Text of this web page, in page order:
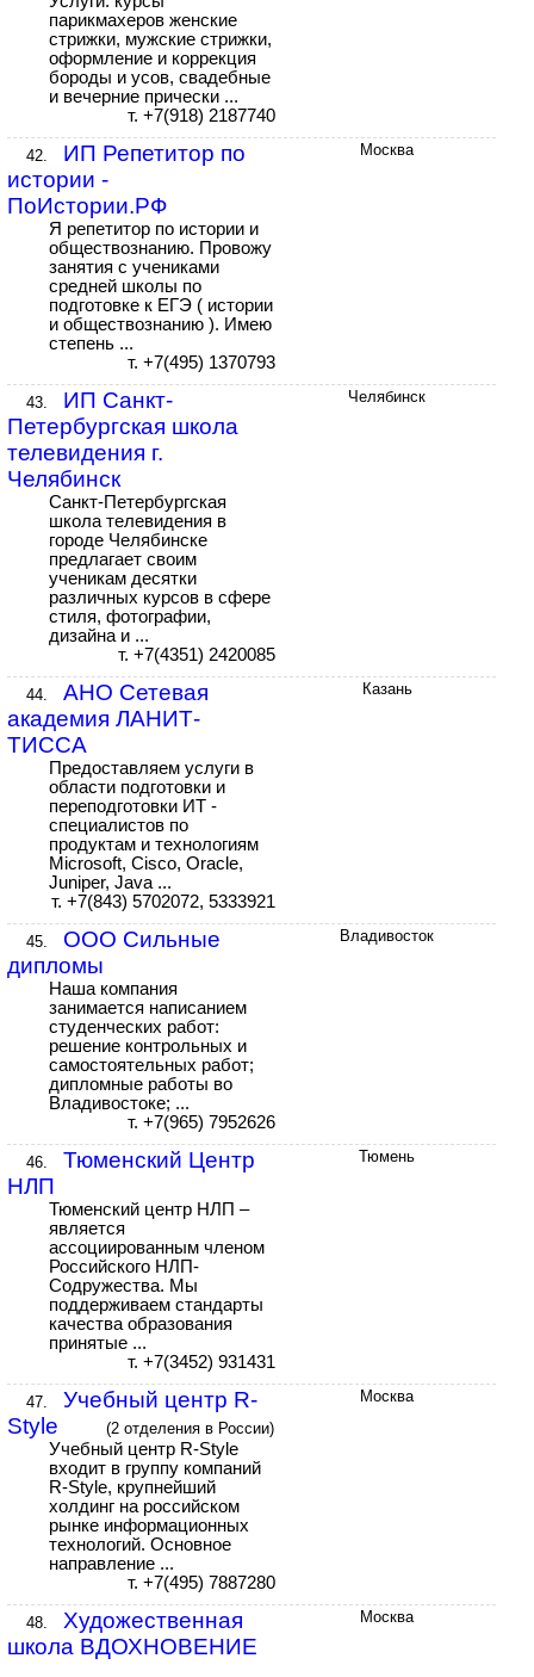
парикмахеров женские
стрижки, мужские стрижки,
оформление и коррекция
бороды и усов, свадебные
и вечерние прически ...
т. +7(918) 2187740
42.
ИП Репетитор по
истории -
ПоИстории.РФ
Я репетитор по истории и
обществознанию. Провожу
занятия с учениками
средней школы по
подготовке к ЕГЭ ( истории
и обществознанию ). Имею
степень ...
т. +7(495) 1370793
Москва
43.
ИП Санкт-
Петербургская школа
телевидения г.
Челябинск
Санкт-Петербургская
школа телевидения в
городе Челябинске
предлагает своим
ученикам десятки
различных курсов в сфере
стиля, фотографии,
дизайна и ...
т. +7(4351) 2420085
Челябинск
44.
АНО Сетевая
академия ЛАНИТ-
ТИССА
Предоставляем услуги в
области подготовки и
переподготовки ИТ -
специалистов по
продуктам и технологиям
Microsoft, Cisco, Oracle,
Juniper, Java ...
т. +7(843) 5702072, 5333921
Казань
45.
ООО Сильные
дипломы
Наша компания
занимается написанием
студенческих работ:
решение контрольных и
самостоятельных работ;
дипломные работы во
Владивостоке; ...
т. +7(965) 7952626
Владивосток
46.
Тюменский Центр
НЛП
Тюменский центр НЛП –
является
ассоциированным членом
Российского НЛП-
Содружества. Мы
поддерживаем стандарты
качества образования
принятые ...
т. +7(3452) 931431
Тюмень
47.
Учебный центр R-
Style
(2 отделения в России)
Учебный центр R-Style
входит в группу компаний
R-Style, крупнейший
холдинг на российском
рынке информационных
технологий. Основное
направление ...
т. +7(495) 7887280
Москва
48.
Художественная
школа ВДОХНОВЕНИЕ
Москва